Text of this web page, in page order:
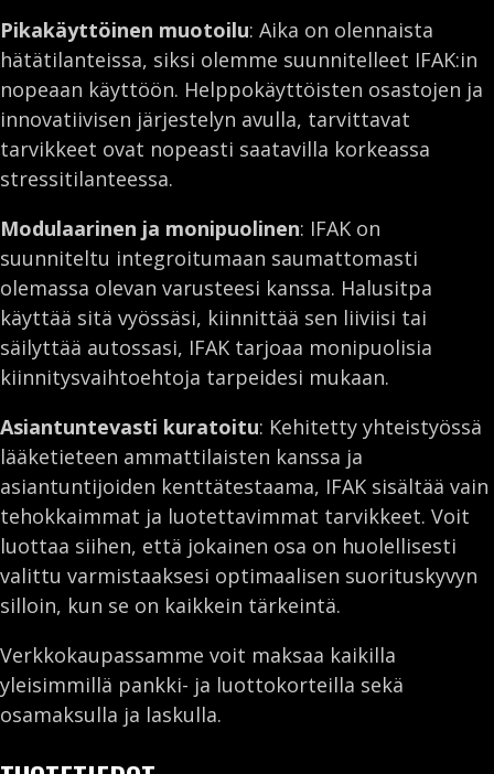
Pikakäyttöinen muotoilu: Aika on olennaista
hätätilanteissa, siksi olemme suunnitelleet IFAK:in
nopeaan käyttöön. Helppokäyttöisten osastojen ja
innovatiivisen järjestelyn avulla, tarvittavat
tarvikkeet ovat nopeasti saatavilla korkeassa
stressitilanteessa.
Modulaarinen ja monipuolinen: IFAK on
suunniteltu integroitumaan saumattomasti
olemassa olevan varusteesi kanssa. Halusitpa
käyttää sitä vyössäsi, kiinnittää sen liiviisi tai
säilyttää autossasi, IFAK tarjoaa monipuolisia
kiinnitysvaihtoehtoja tarpeidesi mukaan.
Asiantuntevasti kuratoitu: Kehitetty yhteistyössä
lääketieteen ammattilaisten kanssa ja
asiantuntijoiden kenttätestaama, IFAK sisältää vain
tehokkaimmat ja luotettavimmat tarvikkeet. Voit
luottaa siihen, että jokainen osa on huolellisesti
valittu varmistaaksesi optimaalisen suorituskyvyn
silloin, kun se on kaikkein tärkeintä.
Verkkokaupassamme voit maksaa kaikilla
yleisimmillä pankki- ja luottokorteilla sekä
osamaksulla ja laskulla.